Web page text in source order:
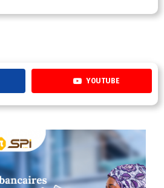
YOUTUBE